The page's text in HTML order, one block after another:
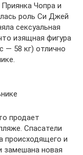
Чопра и
роль Си Джей
сексуальная
изящная фигура
— 58 кг) отлично
продает
Спасатели
происходящего и
замешана новая